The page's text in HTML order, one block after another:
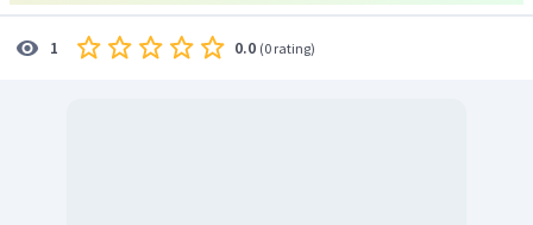
1 0.0 (0 rating)